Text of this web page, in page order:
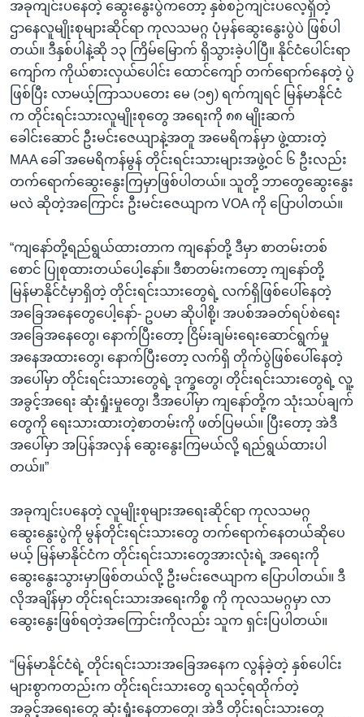
အခုကျင်းပနေတဲ့ ဆွေးနွေးပွဲကတော့ နှစ်စဉ်ကျင်းပလေ့ရှိတဲ့
ဌာနေလူမျိုးစုများဆိုင်ရာ ကုလသမဂ္ဂ ပုံမှန်ဆွေးနွေးပွဲပဲ ဖြစ်ပါ
တယ်။ ဒီနှစ်ပါနဲ့ဆို ၁၃ ကြိမ်မြောက် ရှိသွားခဲ့ပါပြီ။ နိုင်ငံပေါင်းရာ
ကျော်က ကိုယ်စားလှယ်ပေါင်း ထောင်ကျော် တက်ရောက်နေတဲ့ ပွဲ
ဖြစ်ပြီး လာမယ့်ကြာသပတေး မေ (၁၅) ရက်ကျရင် မြန်မာနိုင်ငံ
က တိုင်းရင်းသားလူမျိုးစုတွေ အရေးကို ၈၈ မျိုးဆက်
ခေါင်းဆောင် ဦးမင်းဇေယျာနဲ့အတူ အမေရိကန်မှာ ဖွဲ့ထားတဲ့
MAA ခေါ် အမေရိကန်မွန် တိုင်းရင်းသားများအဖွဲ့ဝင် ၆ ဦးလည်း
တက်ရောက်ဆွေးနွေးကြမှာဖြစ်ပါတယ်။ သူတို့ ဘာတွေဆွေးနွေး
မလဲ ဆိုတဲ့အကြောင်း ဦးမင်းဇေယျာက VOA ကို ပြောပါတယ်။
“ကျနော်တို့ရည်ရွယ်ထားတာက ကျနော်တို့ ဒီမှာ စာတမ်းတစ်
စောင် ပြုစုထားတယ်ပေါ့နော်။ ဒီစာတမ်းကတော့ ကျနော်တို့
မြန်မာနိုင်ငံမှာရှိတဲ့ တိုင်းရင်းသားတွေရဲ့ လက်ရှိဖြစ်ပေါ်နေတဲ့
အခြေအနေတွေပေါ့နော်- ဥပမာ ဆိုပါစို့၊ အပစ်အခတ်ရပ်စဲရေး
အခြေအနေတွေ၊ နောက်ပြီးတော့ ငြိမ်းချမ်းရေးဆောင်ရွက်မှု
အနေအထားတွေ၊ နောက်ပြီးတော့ လက်ရှိ တိုက်ပွဲဖြစ်ပေါ်နေတဲ့
အပေါ်မှာ တိုင်းရင်းသားတွေရဲ့ ဒုက္ခတွေ၊ တိုင်းရင်းသားတွေရဲ့ လူ့
အခွင့်အရေး ဆုံးရှုံးမှုတွေ၊ ဒီအပေါ်မှာ ကျနော်တို့က သုံးသပ်ချက်
တွေကို ရေးသားထားတဲ့စာတမ်းကို ဖတ်ပြမယ်။ ပြီးတော့ အဲဒီ
အပေါ်မှာ အပြန်အလှန် ဆွေးနွေးကြမယ်လို့ ရည်ရွယ်ထားပါ
တယ်။”
အခုကျင်းပနေတဲ့ လူမျိုးစုများအရေးဆိုင်ရာ ကုလသမဂ္ဂ
ဆွေးနွေးပွဲကို မွန်တိုင်းရင်းသားတွေ တက်ရောက်နေတယ်ဆိုပေ
မယ့် မြန်မာနိုင်ငံက တိုင်းရင်းသားတွေအားလုံးရဲ့ အရေးကို
ဆွေးနွေးသွားမှာဖြစ်တယ်လို့ ဦးမင်းဇေယျာက ပြောပါတယ်။ ဒီ
လိုအချိန်မှာ တိုင်းရင်းသားအရေးကိစ္စ ကို ကုလသမဂ္ဂမှာ လာ
ဆွေးနွေးဖြစ်ရတဲ့အကြောင်းကိုလည်း သူက ရှင်းပြပါတယ်။
“မြန်မာနိုင်ငံရဲ့ တိုင်းရင်းသားအခြေအနေက လွန်ခဲ့တဲ့ နှစ်ပေါင်း
များစွာကတည်းက တိုင်းရင်းသားတွေ ရသင့်ရထိုက်တဲ့
အခွင့်အရေးတွေ ဆုံးရှုံးနေတာတွေ၊ အဲဒီ တိုင်းရင်းသားတွေ